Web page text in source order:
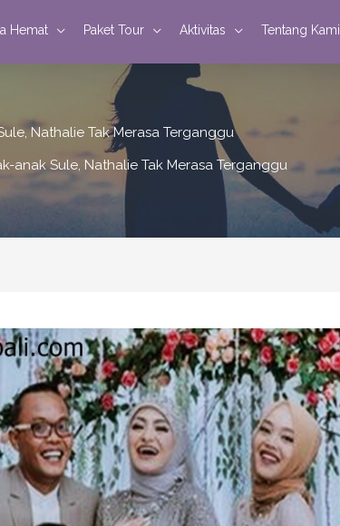
Hemat Paket Tour Aktivitas Tentang Kami
Nathalie Tak Merasa Terganggu
anak Sule, Nathalie Tak Merasa Terganggu